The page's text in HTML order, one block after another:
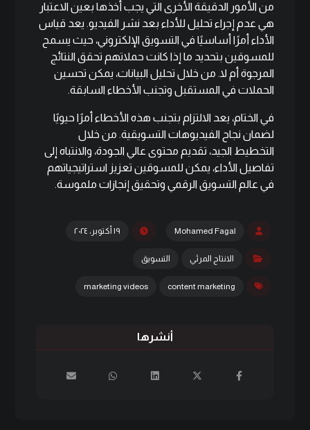
من الأمور الدقيقة الأخرى التي يجب أخذها بعين الاعتبار
هي عدم إجراء تحليل للأداء بعد نشر الفيديو. يعد قياس
الأداء أمرًا أساسيًا في التسويق الإلكتروني، حيث يسمح
للمسوقين بتحديد ما إذا كانت حملاتهم تحقق النتائج
المرجوة أم لا. من خلال تحليل البيانات، يمكن تحسين
الحملات في المستقبل وتجنب الأخطاء السابقة.
في الختام، يعد الالتزام بتجنب هذه الأخطاء أمرًا حيويًا
لضمان نجاح الفيديوهات التسويقية. من خلال
التخطيط الجيد، تقديم محتوى عالي الجودة، والانتباه إلى
تفاصيل الأداء، يمكن للمسوقين تعزيز استراتيجياتهم
في عالم التسويق الرقمي وتحقيق إنجازات ملموسة.
Mohamed Fagal ١٩ أكتوبر، ٢٠٢٤
الانتاج المرئي التسويق
content marketing
marketing videos